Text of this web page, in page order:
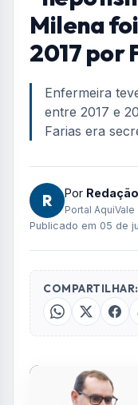
Home/Geral /
Na mira do MP por
2017 por Felicio em
GERAL
Na mira
Milena foi
2017 por
entre 2017 e
Farias era